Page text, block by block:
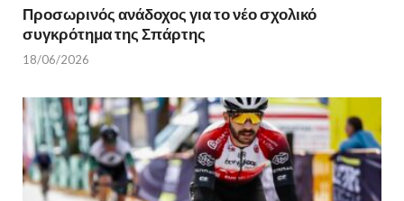
Προσωρινός ανάδοχος για το νέο σχολικό
συγκρότημα της Σπάρτης
18/06/2026